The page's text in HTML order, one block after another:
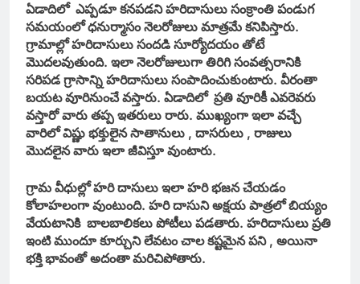
ఏడాదిలో ఎప్పడూ కనపడని హరిదాసులు సంక్రాంతి పండుగ
సమయంలో ధనుర్మాసం నెలరోజులు మాత్రమే కనిపిస్తారు.
గ్రామాల్లో హరిదాసులు సందడి సూర్యోదయం తోటే
మొదలవుతుంది. ఇలా నెలరోజులుగా తిరిగి సంవత్సరానికి
సరిపడ గ్రాసాన్ని హరిదాసులు సంపాదించుకుంటారు. వీరంతా
బయట వూరినుంచే వస్తారు. ఏడాదిలో ప్రతి వూరికీ ఎవరెవరు
వస్తారో వారు తప్ప ఇతరులు రారు. ముఖ్యంగా ఇలా వచ్చే
వారిలో విష్ణు భక్తులైన సాతానులు , దాసరులు , రాజులు
మొదలైన వారు ఇలా జీవిస్తూ వుంటారు.
గ్రామ వీధుల్లో హరి దాసులు ఇలా హరి భజన చేయడం
కోలాహలంగా వుంటుంది. హరి దాసుని అక్షయ పాత్రలో బియ్యం
వేయటానికి బాలబాలికలు పోటీలు పడతారు. హరిదాసులు ప్రతి
ఇంటి ముందూ కూర్చుని లేవటం చాల కష్టమైన పని , అయినా
భక్తి భావంతో అదంతా మరిచిపోతారు.